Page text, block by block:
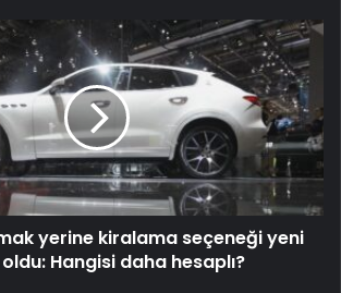
yerine kiralama seçeneği yeni
Hangisi daha hesaplı?